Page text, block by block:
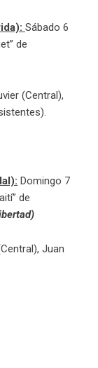
Sábado 6
de
(Central),
Domingo 7
de
Juan